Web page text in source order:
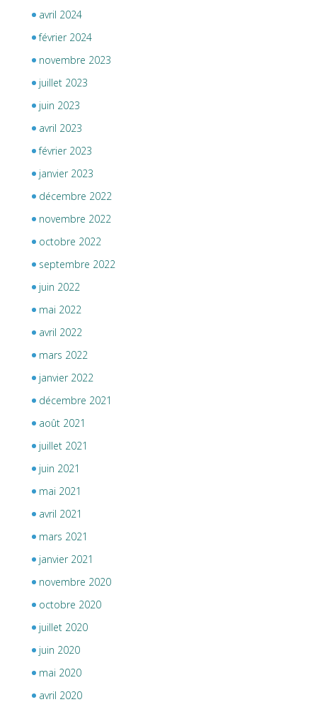
avril 2024
février 2024
novembre 2023
juillet 2023
juin 2023
avril 2023
février 2023
janvier 2023
décembre 2022
novembre 2022
octobre 2022
septembre 2022
juin 2022
mai 2022
avril 2022
mars 2022
janvier 2022
décembre 2021
août 2021
juillet 2021
juin 2021
mai 2021
avril 2021
mars 2021
janvier 2021
novembre 2020
octobre 2020
juillet 2020
juin 2020
mai 2020
avril 2020